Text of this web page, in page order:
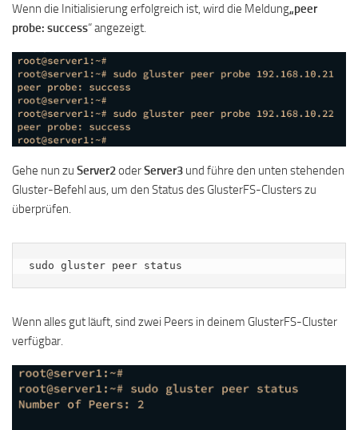
Wenn die Initialisierung erfolgreich ist, wird die Meldung„peer
probe: success“ angezeigt.
Gehe nun zu Server2oderServer3 und führe den unten stehenden
Gluster-Befehl aus, um den Status des GlusterFS-Clusters zu
überprüfen.
sudo gluster peer status
Wenn alles gut läuft, sind zwei Peers in deinem GlusterFS-Cluster
verfügbar.